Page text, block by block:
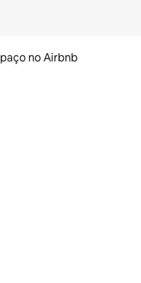
no Airbnb